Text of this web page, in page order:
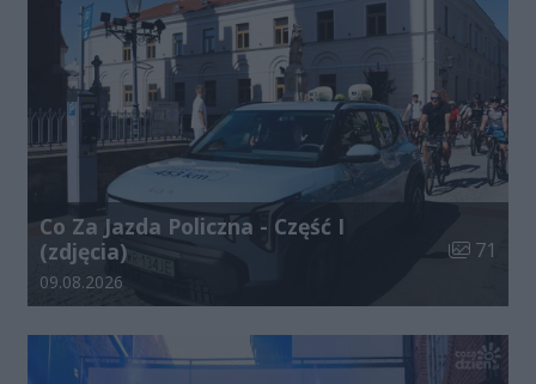
Co Za Jazda Policzna - Część I
(zdjęcia)
Liczba
71
Data dodania galerii:
09.08.2026